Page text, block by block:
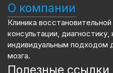
О компании
Клиника
консультации,
индивидуальным подходом
мозга.
Полезные ссылки